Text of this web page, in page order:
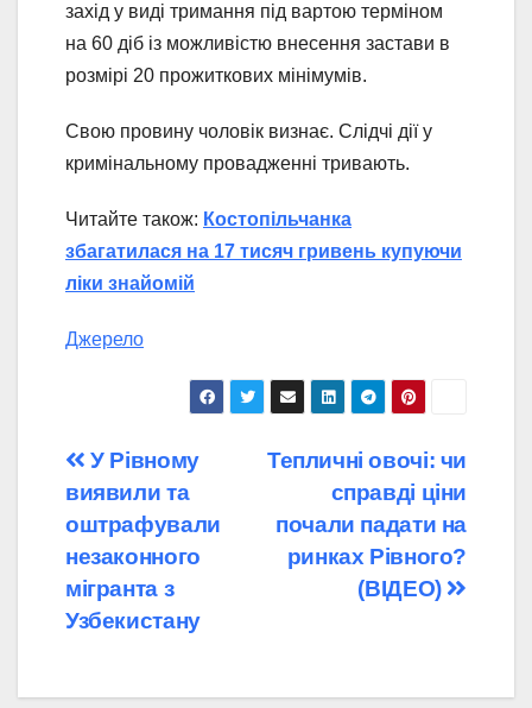
захід у виді тримання під вартою терміном
на 60 діб із можливістю внесення застави в
розмірі 20 прожиткових мінімумів.
Свою провину чоловік визнає. Слідчі дії у
кримінальному провадженні тривають.
Читайте також: Костопільчанка
збагатилася на 17 тисяч гривень купуючи
ліки знайомій
Джерело
Навігація
записів
Тепличні овочі: чи
справді ціни
почали падати на
ринках Рівного?
(ВІДЕО)
У Рівному
виявили та
оштрафували
незаконного
мігранта з
Узбекистану